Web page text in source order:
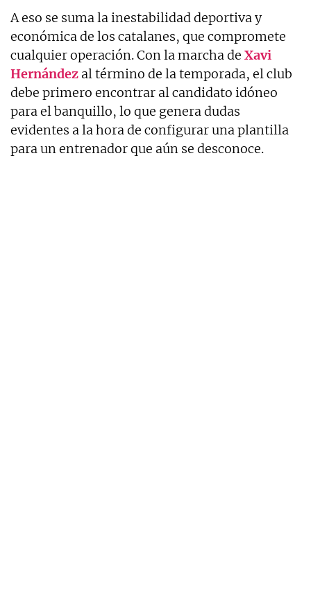
A eso se suma la inestabilidad deportiva y
económica de los catalanes, que compromete
cualquier operación. Con la marcha de Xavi
Hernández al término de la temporada, el club
debe primero encontrar al candidato idóneo
para el banquillo, lo que genera dudas
evidentes a la hora de configurar una plantilla
para un entrenador que aún se desconoce.